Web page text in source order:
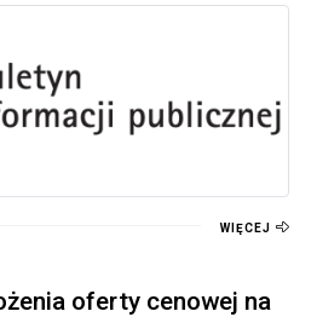
WIĘCEJ
oferty cenowej na